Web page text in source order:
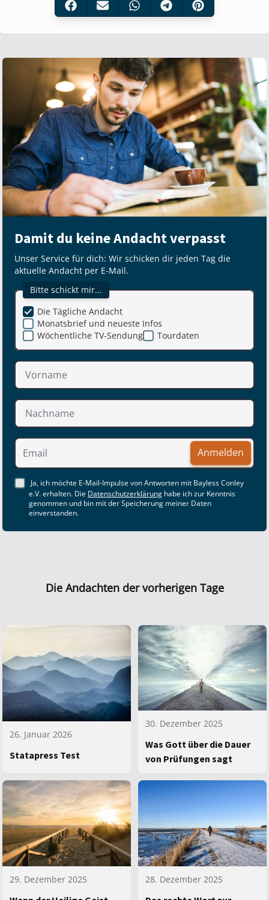
Damit du keine Andacht verpasst
Unser Service für dich: Wir schicken dir jeden Tag die
aktuelle Andacht per E-Mail.
Bitte schickt mir...
Monatsbrief und neueste Infos
Die Tägliche Andacht
Wöchentliche TV-Sendung Tourdaten
Anmelden
Ja, ich möchte E-Mail-Impulse von Antworten mit Bayless Conley
e.V. erhalten. Die Datenschutzerklärung habe ich zur Kenntnis
genommen und bin mit der Speicherung meiner Daten
einverstanden.
Die Andachten der vorherigen Tage
26. Januar 2026
Statapress Test
30. Dezember 2025
Was Gott über die Dauer
von Prüfungen sagt
29. Dezember 2025 28. Dezember 2025